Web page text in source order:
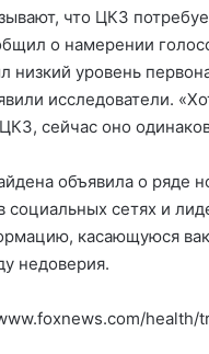
что ЦКЗ
о намерении
низкий уровень
исследователи.
сейчас оно
объявила о ряде
социальных сетях и
касающуюся
недоверия.